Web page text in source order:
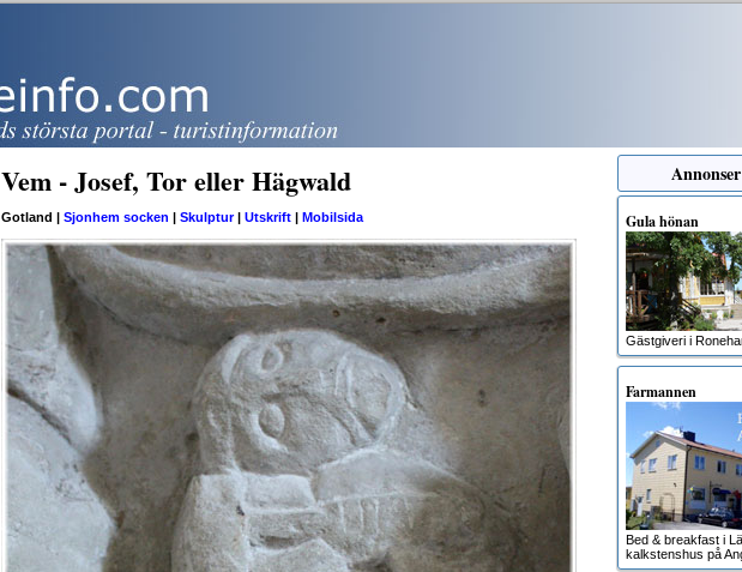
Vem - Josef, Tor eller Hägwald
Gotland | Sjonhem socken | Skulptur| Utskrift | Mobilsida Gula hönan
Gästgiveri i
Farmannen
Bed & breakfast i
kalkstenshus på